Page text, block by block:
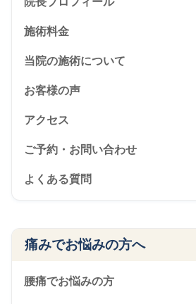
施術料金
当院の施術について
お客様の声
アクセス
ご予約・お問い合わせ
よくある質問
痛みでお悩みの方へ
腰痛でお悩みの方